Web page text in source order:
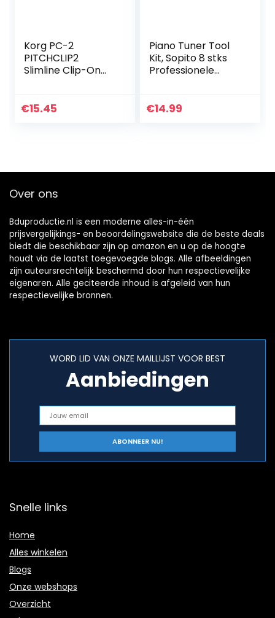
Korg PC-2
PITCHCLIP2
Slimline Clip-On
€15.45
Piano Tuner Tool
Kit, Sopito 8 stks
Professionele
Wrench Hammer,
€14.99
Over ons
Bduproductie.nl is een moderne alles-in-één
prijsvergelijkings- en beoordelingswebsite die de beste deals
biedt die beschikbaar zijn op amazon en u op de hoogte
houdt via de laatst toegevoegde blogs. Alle afbeeldingen
zijn auteursrechtelijk beschermd door hun respectievelijke
eigenaren. Alle geciteerde inhoud is afgeleid van hun
respectievelijke bronnen.
WORD LID VAN ONZE MAILLIJST VOOR BEST
Aanbiedingen
Snelle links
Home
Alles winkelen
Blogs
Onze webshops
Overzicht